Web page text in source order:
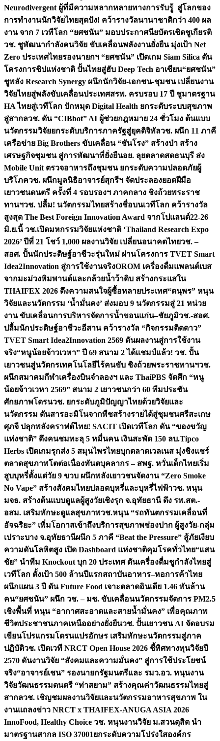
Neurodivergent ผู้ที่มีความหลากหลายทางการรับรู้ สู่โลกของ
การทำงานนักวิจัยไทยสุดปัง! คว้ารางวัลนานาชาติกว่า 400 ผล
งาน จาก 7 เวทีโลก “ยศชนัน” มอบประกาศนียบัตรเชิดชูเกียรติ
วช. ชูพัฒนากำลังคนวิจัย ขับเคลื่อนพลังงานยั่งยืน มุ่งเป้า Net
Zero ประเทศไทยรองนายกฯ “ยศชนัน” เปิดเกม Siam Silica ดัน
โครงการชิปแห่งชาติ ปั้นไทยสู่ฮับ Deep Tech อาเซียน“ยศชนัน”
ชูพลัง Research Synergy ผนึกนักวิจัย-เอกชน-ชุมชน เปลี่ยนงาน
วิจัยไทยสู่พลังขับเคลื่อนประเทศสรพ. ครบรอบ 17 ปี ชูมาตรฐาน
HA ไทยสู่เวทีโลก ปักหมุด Digital Health ยกระดับระบบสุขภาพ
สู่สากลวช. ดัน “CIBbot” AI ผู้ช่วยกฎหมาย 24 ชั่วโมง ต้นแบบ
นวัตกรรมวิจัยยกระดับบริการภาครัฐสู่ยุคดิจิทัลวช. ผนึก 11 ภาคี
เครือข่าย Big Brothers ขับเคลื่อน “ชันโรง” สร้างป่า สร้าง
เศรษฐกิจชุมชน สู่การพัฒนาที่ยั่งยืนอย. ลุยตลาดสดธนบุรี ส่ง
Mobile Unit ตรวจอาหารถึงชุมชน ยกระดับความปลอดภัยผู้
บริโภควช. ผนึกมูลนิธิอาจารย์สุกรีฯ จัดประลองยอดฝีมือ
เยาวชนดนตรี ครั้งที่ 4 รอบรองฯ ภาคกลาง ชิงถ้วยพระราช
ทานฯวช. ปลื้ม! นวัตกรรมไทยสร้างชื่อบนเวทีโลก คว้ารางวัล
สูงสุด The Best Foreign Innovation Award จากโปแลนด์22-26
มิ.ย.นี้ วช.เปิดมหกรรมวิจัยแห่งชาติ ‘Thailand Research Expo
2026’ ปีที่ 21 โชว์ 1,000 ผลงานวิจัย เปลี่ยนอนาคตไทยวช. –
สอศ. ปั้นนักประดิษฐ์อาชีวะรุ่นใหม่ ผ่านโครงการ TVET Smart
Idea2Innovation สู่การใช้งานจริงOROM เครื่องดื่มแพลนต์เบส
จากมะม่วงหิมพานต์และกล้วยน้ำว้าดิบ สร้างกระแสใน
THAIFEX 2026 ดึงความสนใจผู้ซื้อหลายประเทศ“ดนุพร” หนุน
วิจัยและนวัตกรรม ‘น้ำมั่นคง’ ส่งมอบ 9 นวัตกรรมสู่ 21 หน่วย
งาน ขับเคลื่อนการบริหารจัดการน้ำขอนแก่น–ชัยภูมิวช.-สอศ.
ปลื้มนักประดิษฐ์อาชีวะอีสาน คว้ารางวัล “กิจกรรมติดดาว”
TVET Smart Idea2Innovation 2569 ดันผลงานสู่การใช้งาน
จริง“หนูน้อยจ้าวเวหา” ปี 69 สนาม 2 ได้แชมป์แล้ว! วช. ปั้น
เยาวชนสู่นวัตกรเทคโนโลยีไร้คนขับ ชิงถ้วยพระราชทานฯวช.
ผนึกสมาคมกีฬาเครื่องบินจำลองฯ และ ThaiPBS จัดศึก “หนู
น้อยจ้าวเวหา 2569” สนาม 2 เยาวชนกว่า 60 ทีมประชัน
ศักยภาพโดรนวช. ยกระดับภูมิปัญญาไทยด้วยวิจัยและ
นวัตกรรม ดันสารอะมิโนจากพืชสร้างรายได้สู่ชุมชนศรีสะเกษ
ศุภจี ปลุกพลังคราฟต์ไทย! SACIT เปิดเวทีโลก ดัน “ของขวัญ
แห่งชาติ” ดึงคนชมทะลุ 5 หมื่นคน เงินสะพัด 150 ลบ.Tipco
Herbs เปิดเกมรุกส่ง 5 สมุนไพรไทยบุกตลาดเวลเนส มุ่งชิงแชร์
ตลาดสุขภาพโตต่อเนื่องทันตบุคลากร – สพฐ. หวั่นเด็กไทยเริ่ม
สูบบุหรี่ตั้งแต่วัย 9 ขวบ ผนึกพลังเยาวชนจัดงาน “Zero Smoke
No Vape” สร้างสังคมไทยปลอดบุหรี่และบุหรี่ไฟฟ้าวช. หนุน
มจธ. สร้างต้นแบบดูแลผู้สูงวัยเชิงรุก จ.อุทัยธานี ดึง รพ.สต.-
อสม. เสริมทักษะดูแลสุขภาพวช.หนุน “รถทันตกรรมเคลื่อนที่
อัจฉริยะ” เพิ่มโอกาสเข้าถึงบริการสุขภาพช่องปาก ผู้สูงวัย-กลุ่ม
เปราะบาง จ.อุทัยธานีผนึก 5 ภาคี “Beat the Pressure” สู้ภัยเงียบ
ความดันโลหิตสูง เปิด Dashboard แห่งชาติคุมโรคทั่วไทย“แสน
ชัย” นำทีม Knockout บุก 20 ประเทศ ดันเครื่องดื่มชูกำลังไทยสู่
เวทีโลก ตั้งเป้า 500 ล้านปีแรกสถาบันอาหาร–หอการค้าไทย
ผนึกแผน 3 ปี ดัน Future Food เจาะตลาดอินเดีย 1.46 พันล้าน
คน“ยศชนัน” ผนึก วช. – มช. ขับเคลื่อนนวัตกรรมจัดการ PM2.5
เชิงพื้นที่ หนุน “อากาศสะอาดและสายน้ำมั่นคง” เพื่อคุณภาพ
ชีวิตประชาชนภาคเหนืออย่างยั่งยืนวช. ปั้นเยาวชน AI จัดอบรม
เขียนโปรแกรมโดรนแปรอักษร เสริมทักษะนวัตกรรมสู่ภาค
ปฏิบัติวช. เปิดเวที NRCT Open House 2026 ชี้ทิศทางทุนวิจัยปี
2570 ดันงานวิจัย “สังคมและความมั่นคง” สู่การใช้ประโยชน์
จริง“อาจารย์เชน” รองนายกรัฐมนตรีและ รมว.อว. หนุนงาน
วิจัยวัฒนธรรมดนตรี “ท่าสยาม” สร้างคุณค่าวัฒนธรรมไทยสู่
สากลวช. เชิญชมผลงานวิจัยและนวัตกรรมอาหารสุขภาพ ใน
งานแถลงข่าว NRCT x THAIFEX-ANUGA ASIA 2026
InnoFood, Healthy Choice วช. หนุนงานวิจัย ม.สวนดุสิต นำ
มาตรฐานสากล ISO 37001ยกระดับความโปร่งใสองค์กร